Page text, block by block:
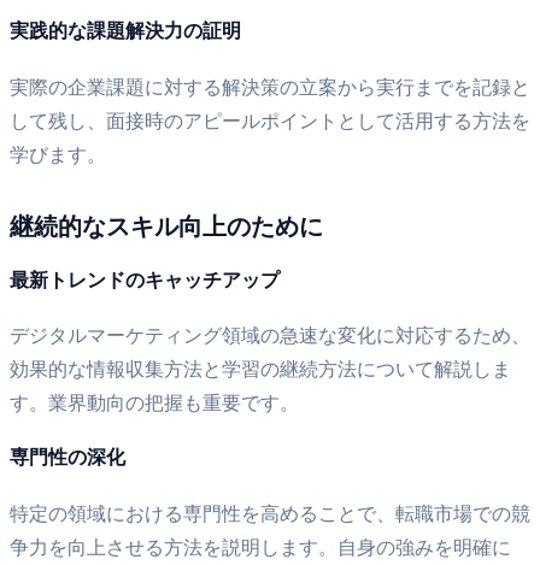
実践的な課題解決力の証明
実際の企業課題に対する解決策の立案から実行までを記録と
して残し、面接時のアピールポイントとして活用する方法を
学びます。
継続的なスキル向上のために
最新トレンドのキャッチアップ
デジタルマーケティング領域の急速な変化に対応するため、
効果的な情報収集方法と学習の継続方法について解説しま
す。業界動向の把握も重要です。
専門性の深化
特定の領域における専門性を高めることで、転職市場での競
争力を向上させる方法を説明します。自身の強みを明確に